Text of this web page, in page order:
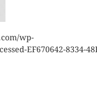
wp-
EF670642-8334-